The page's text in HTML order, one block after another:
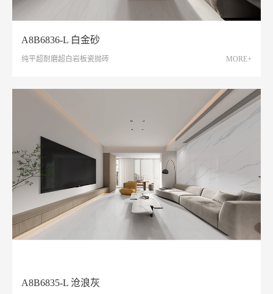
A8B6836-L 白金砂
MORE+
纯平超耐磨超白岩板瓷抛砖
A8B6835-L 沧浪灰